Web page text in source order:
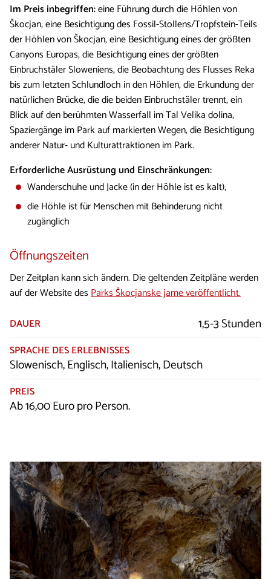
Im Preis inbegriffen:eine Führung durch die Höhlen von
Škocjan, eine Besichtigung des Fossil-Stollens/Tropfstein-Teils
der Höhlen von Škocjan, eine Besichtigung eines der größten
Canyons Europas, die Besichtigung eines der größten
Einbruchstäler Sloweniens, die Beobachtung des Flusses Reka
bis zum letzten Schlundloch in den Höhlen, die Erkundung der
natürlichen Brücke, die die beiden Einbruchstäler trennt, ein
Blick auf den berühmten Wasserfall im Tal Velika dolina,
Spaziergänge im Park auf markierten Wegen, die Besichtigung
anderer Natur- und Kulturattraktionen im Park.
Erforderliche Ausrüstung und Einschränkungen:
Wanderschuhe und Jacke (in der Höhle ist es kalt),
die Höhle ist für Menschen mit Behinderung nicht
zugänglich
Öffnungszeiten
Der Zeitplan kann sich ändern. Die geltenden Zeitpläne werden
auf der Website desParks Škocjanske jame veröffentlicht.
DAUER
1,5-3 Stunden
SPRACHE DES ERLEBNISSES
Slowenisch, Englisch, Italienisch, Deutsch
PREIS
Ab 16,00 Euro pro Person.